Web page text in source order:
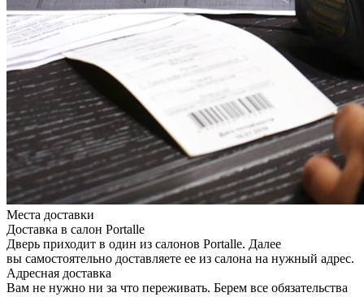
Места доставки
Доставка в салон Portalle
Дверь приходит в один из салонов Portalle. Далее
вы самостоятельно доставляете ее из салона на нужный адрес.
Адресная доставка
Вам не нужно ни за что переживать. Берем все обязательства